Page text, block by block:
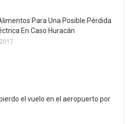
Para Una Posible Pérdida
En Caso Huracán
el vuelo en el aeropuerto por